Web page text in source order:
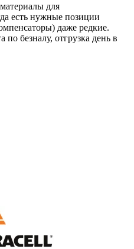
для
есть нужные позиции
даже редкие.
безналу, отгрузка день в